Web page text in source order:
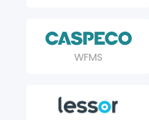
WFMS